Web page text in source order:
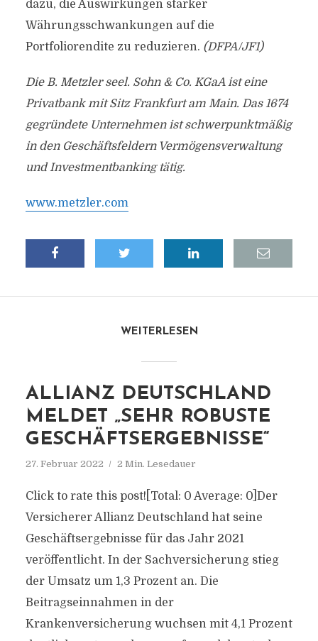
dazu, die Auswirkungen starker
Währungsschwankungen auf die
Portfoliorendite zu reduzieren. (DFPA/JF1)
Die B. Metzler seel. Sohn & Co. KGaA ist eine
Privatbank mit Sitz Frankfurt am Main. Das 1674
gegründete Unternehmen ist schwerpunktmäßig
in den Geschäftsfeldern Vermögensverwaltung
und Investmentbanking tätig.
www.metzler.com
WEITERLESEN
ALLIANZ DEUTSCHLAND
MELDET „SEHR ROBUSTE
GESCHÄFTSERGEBNISSE“
27. Februar 2022 2 Min. Lesedauer
Click to rate this post![Total: 0 Average: 0]Der
Versicherer Allianz Deutschland hat seine
Geschäftsergebnisse für das Jahr 2021
veröffentlicht. In der Sachversicherung stieg
der Umsatz um 1,3 Prozent an. Die
Beitragseinnahmen in der
Krankenversicherung wuchsen mit 4,1 Prozent